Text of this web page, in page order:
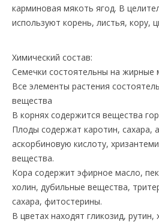
карминовая мякоть ягод. В
используют корень, листья, кору,
Химический состав:
Семечки состоятельны на жирные
Все элементы растения
вещества
В корнях содержится вещества
Плоды содержат каротин, сахара,
аскорбиновую кислоту,
вещества.
Кора содержит эфирное масло,
холин, дубильные вещества,
сахара, фитостерины.
В цветах находят гликозид,